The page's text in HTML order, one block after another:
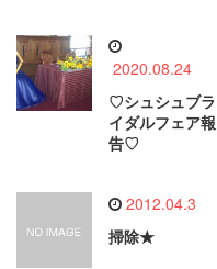
2020.08.24
♡シュシュブラ
イダルフェア報
告♡
2012.04.3
掃除★